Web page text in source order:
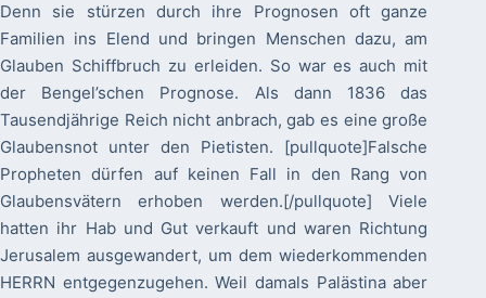
Denn sie stürzen durch ihre Prognosen oft ganze
Familien ins Elend und bringen Menschen dazu, am
Glauben Schiffbruch zu erleiden. So war es auch mit
der Bengel’schen Prognose. Als dann 1836 das
Tausendjährige Reich nicht anbrach, gab es eine große
Glaubensnot unter den Pietisten. [pullquote]Falsche
Propheten dürfen auf keinen Fall in den Rang von
Glaubensvätern erhoben werden.[/pullquote] Viele
hatten ihr Hab und Gut verkauft und waren Richtung
Jerusalem ausgewandert, um dem wiederkommenden
HERRN entgegenzugehen. Weil damals Palästina aber